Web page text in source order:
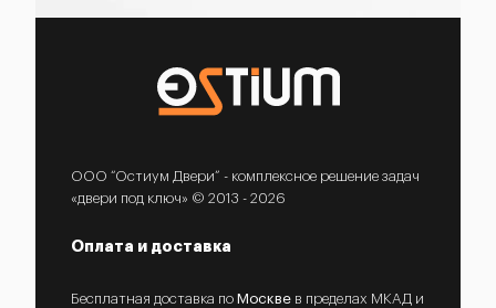
ООО “Остиум Двери” - комплексное решение задач
«двери под ключ» © 2013 - 2026
Оплата и доставка
Бесплатная доставка по Москве в пределах МКАД и